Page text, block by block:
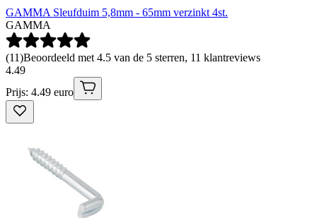
GAMMA Sleufduim 5,8mm - 65mm verzinkt 4st.
GAMMA
(11)Beoordeeld met 4.5 van de 5 sterren, 11 klantreviews
4.49
Prijs: 4.49 euro